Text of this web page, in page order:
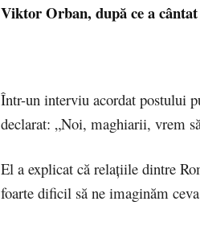
Viktor Orban, după ce a
Într-un interviu acordat postului
declarat: „Noi, maghiarii, vrem
El a explicat că relațiile dintre
foarte dificil să ne imaginăm